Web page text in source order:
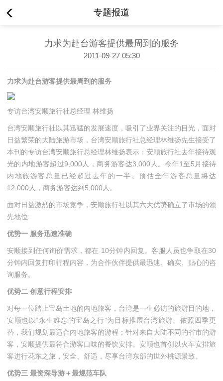
专题报道
力求为赴台游客提供最周到的服务
2011-09-27 05:30
力求为赴台游客提供最周到的服务
专访台湾安顺旅行社总经理 林维扬
台湾安顺旅行社以其迅猛的发展速度，吸引了业界关注的目光，面对
日益繁荣的大陆旅游市场，台湾安顺旅行社总经理林维扬先生接受了
本刊的专访台湾安顺旅行总经理林维扬表示：安顺旅行社去年接待观
光的内地游客超过9,000人，商务游客达3,000人。今年1至5月接待
内地旅游客总量已经超过去年的一半。预估全年游客总量将达
12,000人，商务游客达到5,000人。
面对日益激烈的市场竞争，安顺旅行社以其六大优势确立了市场的领
先地位:
优势一 服务迅速准确
安顺接到任何询价需求，都在 10分钟内回复。客服人员也争取在30
分钟内回复打印行程内容，为合作伙伴提供最迅速、确实、贴心的咨
询服务。
优势二 创意行程安排
对每一位踏上宝岛土地的内地旅客，台湾是一生必访的旅游目的地，
安顺也以“永生难忘的宝岛之行”为目标推展台湾旅游。依照四季更
替，我们规划最适合内地旅客的游程；针对来自大陆不同的省市的游
客，安顺提供最符合游客口味的餐饮安排。安顺也首创以火车安排旅
客进行花东之旅，安全、舒适，尽享台湾东部的世外桃源景致。
优势三 最资深导游＋最规范车队